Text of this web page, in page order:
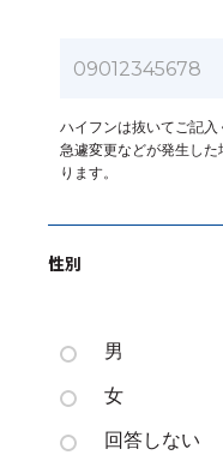
ハイフンは抜いてご記入
急遽変更などが発生し
ります。
性別
男
女
回答しない